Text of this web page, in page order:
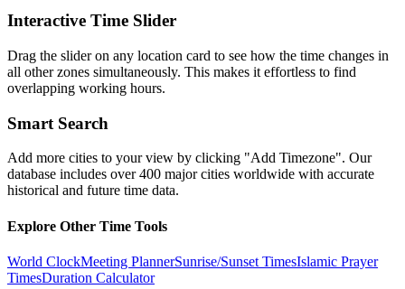
Interactive Time Slider
Drag the slider on any location card to see how the time changes in
all other zones simultaneously. This makes it effortless to find
overlapping working hours.
Smart Search
Add more cities to your view by clicking "Add Timezone". Our
database includes over 400 major cities worldwide with accurate
historical and future time data.
Explore Other Time Tools
World ClockMeeting PlannerSunrise/Sunset TimesIslamic Prayer
TimesDuration Calculator